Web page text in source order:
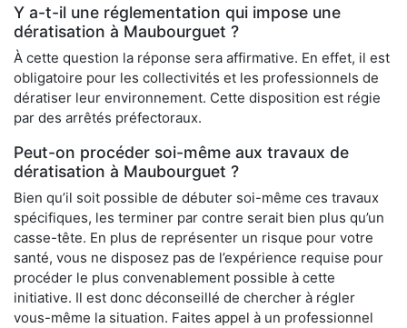
Y a-t-il une réglementation qui impose une
dératisation à Maubourguet ?
À cette question la réponse sera affirmative. En effet, il est
obligatoire pour les collectivités et les professionnels de
dératiser leur environnement. Cette disposition est régie
par des arrêtés préfectoraux.
Peut-on procéder soi-même aux travaux de
dératisation à Maubourguet ?
Bien qu’il soit possible de débuter soi-même ces travaux
spécifiques, les terminer par contre serait bien plus qu’un
casse-tête. En plus de représenter un risque pour votre
santé, vous ne disposez pas de l’expérience requise pour
procéder le plus convenablement possible à cette
initiative. Il est donc déconseillé de chercher à régler
vous-même la situation. Faites appel à un professionnel